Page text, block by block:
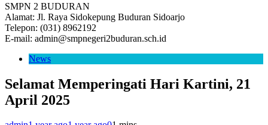
SMPN 2 BUDURAN
Alamat: Jl. Raya Sidokepung Buduran Sidoarjo
Telepon: (031) 8962192
E-mail: admin@smpnegeri2buduran.sch.id
News
Selamat Memperingati Hari Kartini, 21
April 2025